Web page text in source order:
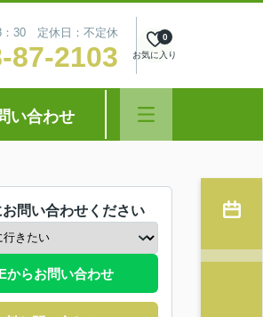
：30 定休日：不定休
87-2103 お気に入り
0
い合わせ
問い合わせください
からお問い合わせ